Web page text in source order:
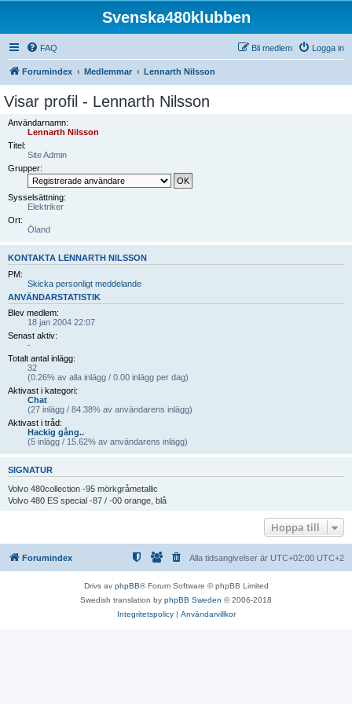
Svenska480klubben
FAQ Logga in
Bli medlem
Forumindex Medlemmar Lennarth Nilsson
Visar profil - Lennarth Nilsson
Användarnamn:
Lennarth Nilsson
Titel:
Site Admin
Grupper:
Sysselsättning:
Elektriker
Ort:
Öland
KONTAKTA LENNARTH NILSSON
PM:
Skicka personligt meddelande
ANVÄNDARSTATISTIK
Blev medlem:
18 jan 2004 22:07
Senast aktiv:
-
Totalt antal inlägg:
32
(0.26% av alla inlägg / 0.00 inlägg per dag)
Aktivast i kategori:
Chat
(27 inlägg / 84.38% av användarens inlägg)
Aktivast i tråd:
Hackig gång..
(5 inlägg / 15.62% av användarens inlägg)
SIGNATUR
Volvo 480collection -95 mörkgråmetallic
Volvo 480 ES special -87 / -00 orange, blå
Hoppa till
Forumindex Alla tidsangivelser är UTC+02:00 UTC+2
Drivs av phpBB® Forum Software © phpBB Limited
Swedish translation by phpBB Sweden © 2006-2018
Integritetspolicy| Användarvillkor